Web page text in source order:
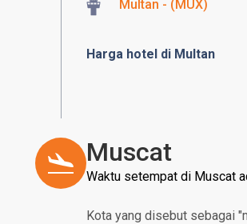
Multan - (MUX)
Harga hotel di Multan
Muscat
Waktu setempat di Muscat
Kota yang disebut sebagai